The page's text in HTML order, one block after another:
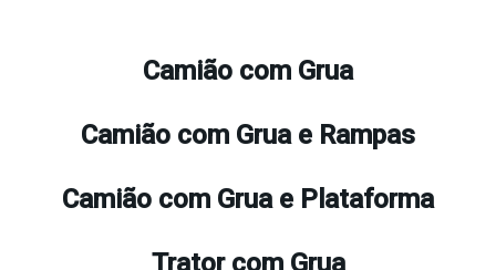
Camião com Grua
Camião com Grua e Rampas
Camião com Grua e Plataforma
Trator com Grua